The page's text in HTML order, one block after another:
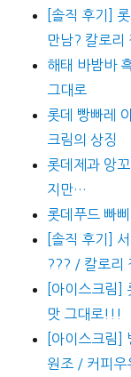
[솔직 후기]
만남? 칼로리
해태 바밤바
그대로
롯데 빵빠레
크림의 상징
롯데제과 앙
지만…
롯데푸드 빠
[솔직 후기]
??? / 칼로리
[아이스크림]
맛 그대로!!!
[아이스크림]
원조 / 커피우